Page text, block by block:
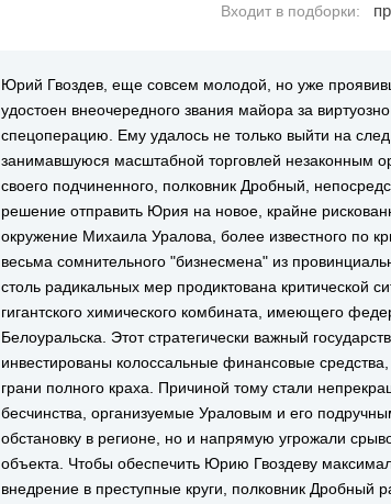
Входит в подборки:
Юрий Гвоздев, еще совсем молодой, но уже
удостоен внеочередного звания майора за
спецоперацию. Ему удалось не только выйти на
занимавшуюся масштабной торговлей незаконным
своего подчиненного, полковник Дробный,
решение отправить Юрия на новое, крайне
окружение Михаила Уралова, более известного по
весьма сомнительного "бизнесмена" из
столь радикальных мер продиктована критической
гигантского химического комбината, имеющего
Белоуральска. Этот стратегически важный
инвестированы колоссальные финансовые
грани полного краха. Причиной тому стали
бесчинства, организуемые Ураловым и его
обстановку в регионе, но и напрямую угрожали
объекта. Чтобы обеспечить Юрию Гвоздеву
внедрение в преступные круги, полковник Дробный